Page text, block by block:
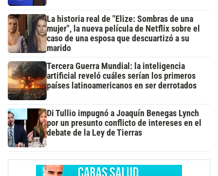
La historia real de "Elize: Sombras de una
mujer", la nueva película de Netflix sobre el
caso de una esposa que descuartizó a su
marido
Tercera Guerra Mundial: la inteligencia
artificial reveló cuáles serían los primeros
países latinoamericanos en ser derrotados
Di Tullio impugnó a Joaquín Benegas Lynch
por un presunto conflicto de intereses en el
debate de la Ley de Tierras